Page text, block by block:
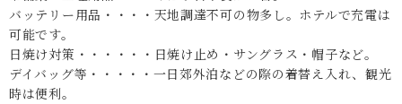
バッテリー用品・・・・天地調達不可の物多し。ホテルで充電は
可能です。
日焼け対策・・・・・・日焼け止め・サングラス・帽子など。
デイバッグ等・・・・・一日郊外泊などの際の着替え入れ、観光
時は便利。